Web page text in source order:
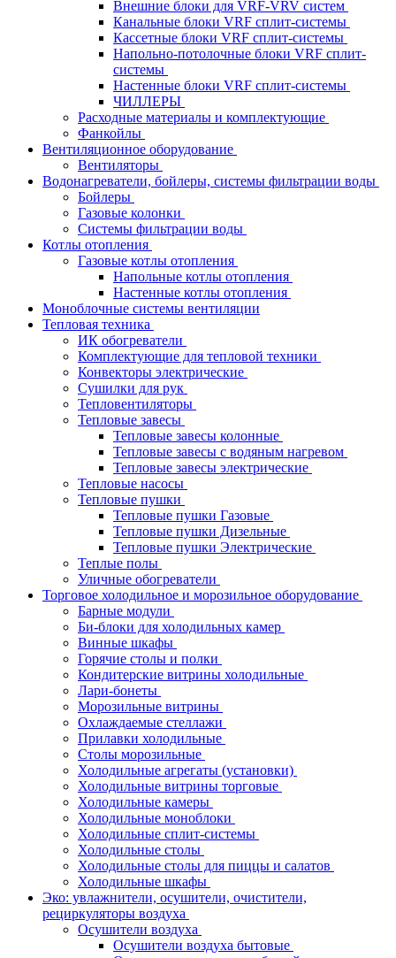
Внешние блоки для VRF-VRV систем
Канальные блоки VRF сплит-системы
Кассетные блоки VRF сплит-системы
Напольно-потолочные блоки VRF сплит-
системы
Настенные блоки VRF сплит-системы
ЧИЛЛЕРЫ
Расходные материалы и комплектующие
Фанкойлы
Вентиляционное оборудование
Вентиляторы
Водонагреватели, бойлеры, системы фильтрации воды
Бойлеры
Газовые колонки
Системы фильтрации воды
Котлы отопления
Газовые котлы отопления
Напольные котлы отопления
Настенные котлы отопления
Моноблочные системы вентиляции
Тепловая техника
ИК обогреватели
Комплектующие для тепловой техники
Конвекторы электрические
Сушилки для рук
Тепловентиляторы
Тепловые завесы
Тепловые завесы колонные
Тепловые завесы с водяным нагревом
Тепловые завесы электрические
Тепловые насосы
Тепловые пушки
Тепловые пушки Газовые
Тепловые пушки Дизельные
Тепловые пушки Электрические
Теплые полы
Уличные обогреватели
Торговое холодильное и морозильное оборудование
Барные модули
Би-блоки для холодильных камер
Винные шкафы
Горячие столы и полки
Кондитерские витрины холодильные
Лари-бонеты
Морозильные витрины
Охлаждаемые стеллажи
Прилавки холодильные
Столы морозильные
Холодильные агрегаты (установки)
Холодильные витрины торговые
Холодильные камеры
Холодильные моноблоки
Холодильные сплит-системы
Холодильные столы
Холодильные столы для пиццы и салатов
Холодильные шкафы
Эко: увлажнители, осушители, очистители,
рециркуляторы воздуха
Осушители воздуха
Осушители воздуха бытовые